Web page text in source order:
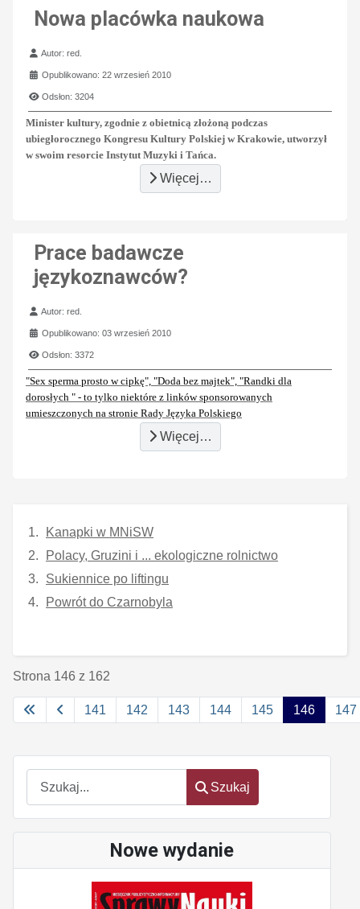
Szukaj
Szukaj
Nowe wydanie
Nowa placówka naukowa
Szczegóły
Autor:red.
Opublikowano: 22 wrzesień 2010
Odsłon: 3204
Minister kultury, zgodnie z obietnicą złożoną podczas
ubiegłorocznego Kongresu Kultury Polskiej w Krakowie, utworzył
w swoim resorcie Instytut Muzyki i Tańca.
Więcej…
Prace badawcze
językoznawców?
Szczegóły
Autor:red.
Opublikowano: 03 wrzesień 2010
Odsłon: 3372
"Sex sperma prosto w cipkę", "Doda bez majtek", "Randki dla
dorosłych " - to tylko niektóre z linków sponsorowanych
umieszczonych na stronie Rady Języka Polskiego
Więcej…
Kanapki w MNiSW
Polacy, Gruzini i ... ekologiczne rolnictwo
Sukiennice po liftingu
Powrót do Czarnobyla
Strona 146 z 162
141 142 143 144 145 146 147